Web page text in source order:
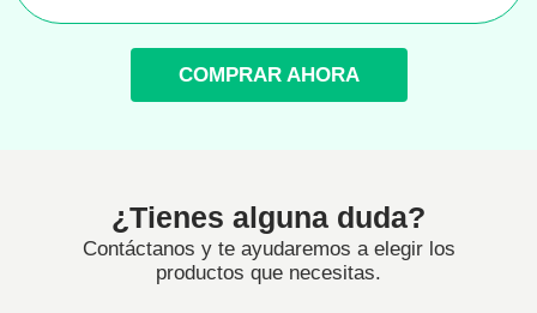
COMPRAR AHORA
¿Tienes alguna duda?
Contáctanos y te ayudaremos a elegir los
productos que necesitas.